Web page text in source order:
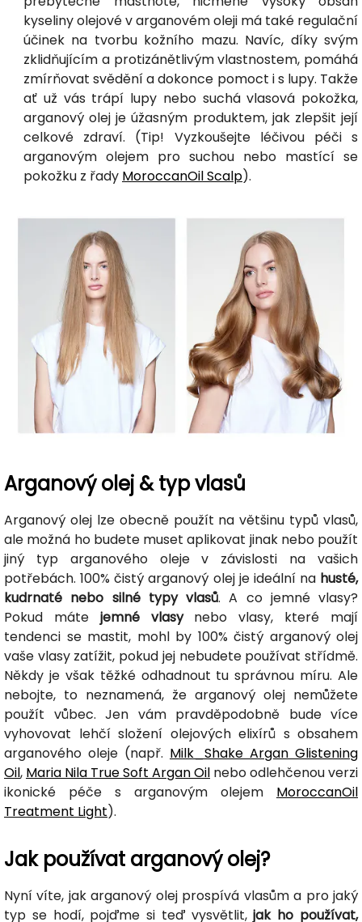
kyseliny olejové v arganovém oleji má také regulační
účinek na tvorbu kožního mazu. Navíc, díky svým
zklidňujícím a protizánětlivým vlastnostem, pomáhá
zmírňovat svědění a dokonce pomoct i s lupy. Takže
ať už vás trápí lupy nebo suchá vlasová pokožka,
arganový olej je úžasným produktem, jak zlepšit její
celkové zdraví. (Tip! Vyzkoušejte léčivou péči s
arganovým olejem pro suchou nebo mastící se
pokožku z řady MoroccanOil Scalp).
Arganový olej & typ vlasů
Arganový olej lze obecně použít na většinu typů vlasů,
ale možná ho budete muset aplikovat jinak nebo použít
jiný typ arganového oleje v závislosti na vašich
potřebách. 100% čistý arganový olej je ideální na husté,
kudrnaté nebo silné typy vlasů. A co jemné vlasy?
Pokud máte jemné vlasynebo vlasy, které mají
tendenci se mastit, mohl by 100% čistý arganový olej
vaše vlasy zatížit, pokud jej nebudete používat střídmě.
Někdy je však těžké odhadnout tu správnou míru. Ale
nebojte, to neznamená, že arganový olej nemůžete
použít vůbec. Jen vám pravděpodobně bude více
vyhovovat lehčí složení olejových elixírů s obsahem
arganového oleje (např. Milk_Shake Argan Glistening
Oil, Maria Nila True Soft Argan Oil nebo odlehčenou verzi
ikonické péče s arganovým olejem MoroccanOil
Treatment Light).
Jak používat arganový olej?
Nyní víte, jak arganový olej prospívá vlasům a pro jaký
typ se hodí, pojďme si teď vysvětlit,jak ho používat,